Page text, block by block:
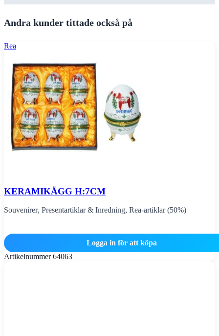
Andra kunder tittade också på
Rea
KERAMIKÄGG H:7CM
Souvenirer, Presentartiklar & Inredning, Rea-artiklar (50%)
Logga in för att köpa
Artikelnummer64063